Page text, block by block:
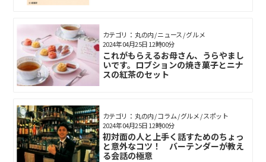
カテゴリ： 丸の内 / ニュース / グルメ
これがもらえるお母さん、うらやまし
いです。ロブションの焼き菓子とニナ
スの紅茶のセット
2024年04月25日 12時00分
カテゴリ： 丸の内 / コラム / グルメ / スポット
初対面の人と上手く話すためのちょっ
と意外なコツ！ バーテンダーが教え
る会話の極意
2024年04月25日 12時00分